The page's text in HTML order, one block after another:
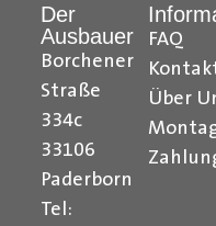
Ihr Team von Der
Formularbeginn
Der
Ausbauer
Borchener
Straße
334c
33106
Paderborn
Tel:
FAQ
Über